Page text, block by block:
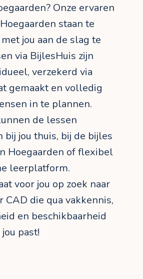
Onze ervaren
staan te
jou aan de slag te
via BijlesHuis zijn
verzekerd via
gemaakt en volledig
in te plannen.
de lessen
bij jou thuis, bij de bijles
Hoegaarden of flexibel
leerplatform.
voor jou op zoek naar
CAD die qua vakkennis,
en beschikbaarheid
past!